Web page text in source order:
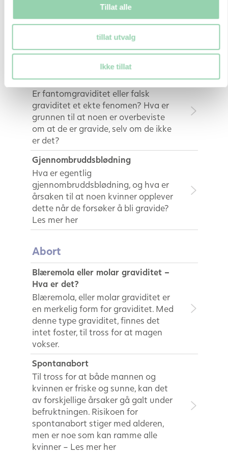
Tillat alle
tillat utvalg
Ikke tillat
erfaringer med Babyplans test
I denne FAQ har vi samlet
Alexandras erfaring og erfaringer
med Babyplans produkter under
reisen mot ønskebarnet. Les mer her
Fantomgraviditet – Eksisterer det?
Er fantomgraviditet eller falsk
graviditet et ekte fenomen? Hva er
grunnen til at noen er overbeviste
om at de er gravide, selv om de ikke
er det?
Gjennombruddsblødning
Hva er egentlig
gjennombruddsblødning, og hva er
årsaken til at noen kvinner opplever
dette når de forsøker å bli gravide?
Les mer her
Abort
Blæremola eller molar graviditet –
Hva er det?
Blæremola, eller molar graviditet er
en merkelig form for graviditet. Med
denne type graviditet, finnes det
intet foster, til tross for at magen
vokser.
Spontanabort
Til tross for at både mannen og
kvinnen er friske og sunne, kan det
av forskjellige årsaker gå galt under
befruktningen. Risikoen for
spontanabort stiger med alderen,
men er noe som kan ramme alle
kvinner – Les mer her